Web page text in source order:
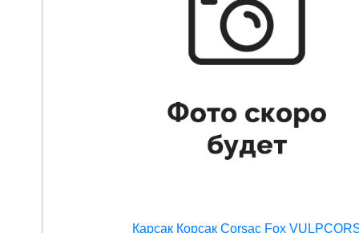
Қарсақ Корсак Corsac Fox